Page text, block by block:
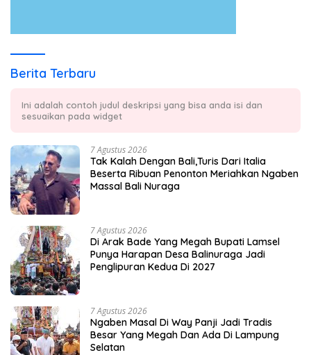
Berita Terbaru
Ini adalah contoh judul deskripsi yang bisa anda isi dan
sesuaikan pada widget
7 Agustus 2026
Tak Kalah Dengan Bali,Turis Dari Italia
Beserta Ribuan Penonton Meriahkan Ngaben
Massal Bali Nuraga
7 Agustus 2026
Di Arak Bade Yang Megah Bupati Lamsel
Punya Harapan Desa Balinuraga Jadi
Penglipuran Kedua Di 2027
7 Agustus 2026
Ngaben Masal Di Way Panji Jadi Tradis
Besar Yang Megah Dan Ada Di Lampung
Selatan